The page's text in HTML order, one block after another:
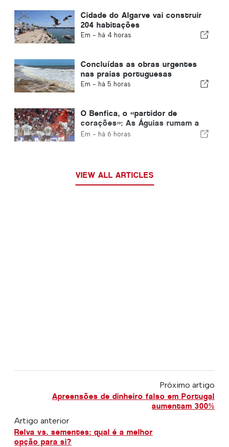
Cidade do Algarve vai construir
204 habitações
Em - há 4 horas
Concluídas as obras urgentes
nas praias portuguesas
Em - há 5 horas
O Benfica, o «partidor de
corações»: As Águias rumam a
Edimburgo com um pé já na fase
Em - há 6 horas
VIEW ALL ARTICLES
Próximo artigo
Apreensões de dinheiro falso em Portugal
aumentam 300%
Artigo anterior
Relva vs. sementes: qual é a melhor
opção para si?